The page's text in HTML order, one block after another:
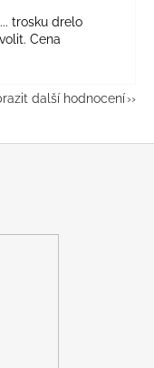
trosku drelo
Cena
další hodnocení